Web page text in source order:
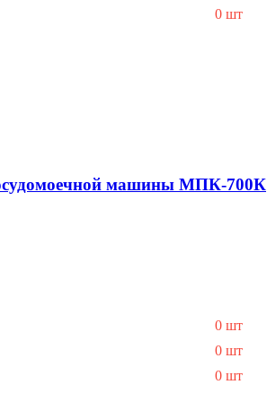
0 шт
машины МПК-700К
0 шт
0 шт
0 шт